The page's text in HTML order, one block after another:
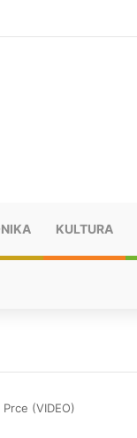
KULTURA
(VIDEO)